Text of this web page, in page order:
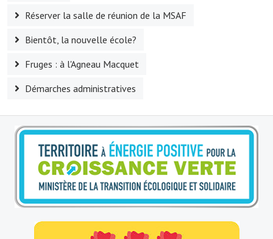
Fressin, ville d'histoire
L'église
Les panneaux du patrimoine
Le château
Georges Bernanos
Réserver la salle de réunion de la MSAF
Bientôt, la nouvelle école?
Fruges : à l'Agneau Macquet
Démarches administratives